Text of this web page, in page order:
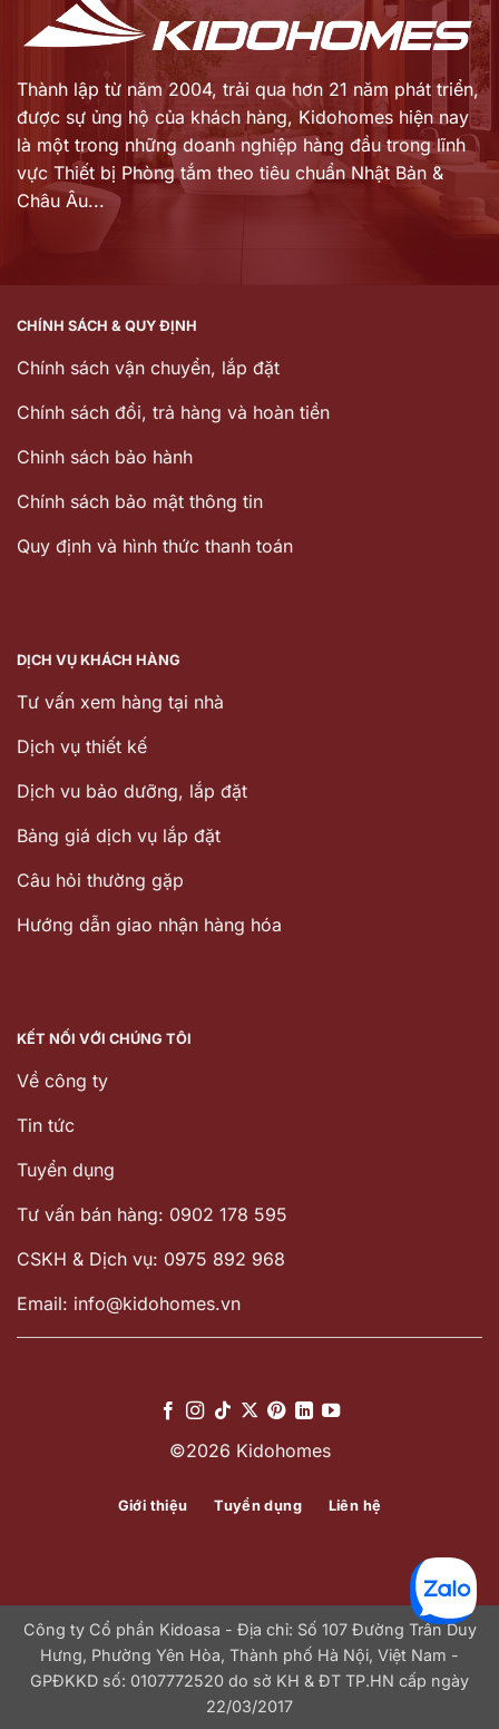
Thành lập từ năm 2004, trải qua hơn 21 năm phát triển,
được sự ủng hộ của khách hàng, Kidohomes hiện nay
là một trong những doanh nghiệp hàng đầu trong lĩnh
vực Thiết bị Phòng tắm theo tiêu chuẩn Nhật Bản &
Châu Âu...
CHÍNH SÁCH & QUY ĐỊNH
Chính sách vận chuyển, lắp đặt
Chính sách đổi, trả hàng và hoàn tiền
Chinh sách bảo hành
Chính sách bảo mật thông tin
Quy định và hình thức thanh toán
DỊCH VỤ KHÁCH HÀNG
Tư vấn xem hàng tại nhà
Dịch vụ thiết kế
Dịch vu bảo dưỡng, lắp đặt
Bảng giá dịch vụ lắp đặt
Câu hỏi thường gặp
Hướng dẫn giao nhận hàng hóa
KẾT NỐI VỚI CHÚNG TÔI
Về công ty
Tin tức
Tuyển dụng
Tư vấn bán hàng: 0902 178 595
CSKH & Dịch vụ: 0975 892 968
Email: info@kidohomes.vn
©2026 Kidohomes
Giới thiệu Tuyển dụng Liên hệ
Công ty Cổ phần Kidoasa - Địa chỉ: Số 107 Đường Trần Duy
Hưng, Phường Yên Hòa, Thành phố Hà Nội, Việt Nam -
GPĐKKD số: 0107772520 do sở KH & ĐT TP.HN cấp ngày
22/03/2017